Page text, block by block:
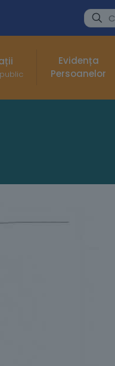
Evidența
Persoanelor